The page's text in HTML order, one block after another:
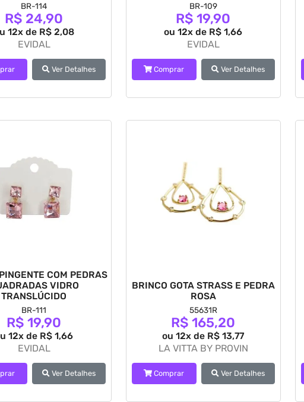
BR-114
R$ 24,90
12x de R$ 2,08
EVIDAL
Ver Detalhes
BR-109
R$ 19,90
ou 12x de R$ 1,66
EVIDAL
Comprar Ver Detalhes
COM PEDRAS
VIDRO
TRANSLÚCIDO
BR-111
R$ 19,90
12x de R$ 1,66
EVIDAL
Ver Detalhes
BRINCO GOTA STRASS E PEDRA
ROSA
55631R
R$ 165,20
ou 12x de R$ 13,77
LA VITTA BY PROVIN
Comprar Ver Detalhes